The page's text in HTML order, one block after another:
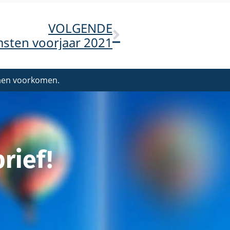
VOLGENDE
voorjaar 2021
voorkomen.